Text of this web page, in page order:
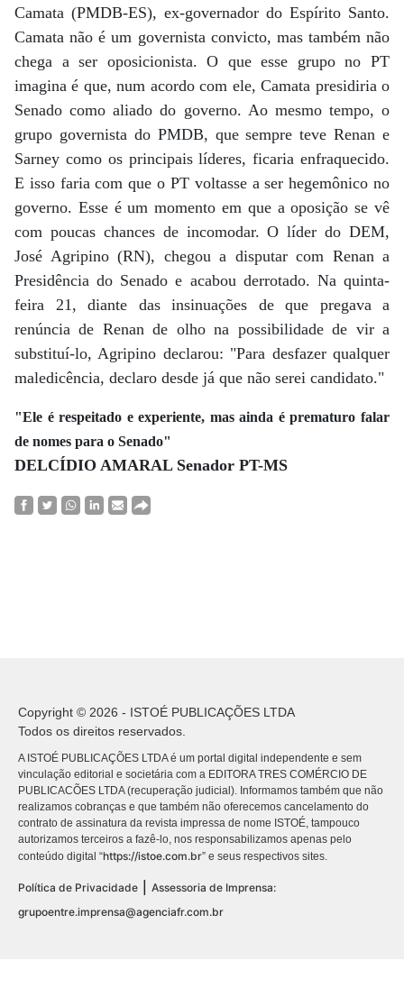
Camata (PMDB-ES), ex-governador do Espírito Santo.
Camata não é um governista convicto, mas também não
chega a ser oposicionista. O que esse grupo no PT
imagina é que, num acordo com ele, Camata presidiria o
Senado como aliado do governo. Ao mesmo tempo, o
grupo governista do PMDB, que sempre teve Renan e
Sarney como os principais líderes, ficaria enfraquecido.
E isso faria com que o PT voltasse a ser hegemônico no
governo. Esse é um momento em que a oposição se vê
com poucas chances de incomodar. O líder do DEM,
José Agripino (RN), chegou a disputar com Renan a
Presidência do Senado e acabou derrotado. Na quinta-
feira 21, diante das insinuações de que pregava a
renúncia de Renan de olho na possibilidade de vir a
substituí-lo, Agripino declarou: "Para desfazer qualquer
maledicência, declaro desde já que não serei candidato."
"Ele é respeitado e experiente, mas ainda é prematuro falar
de nomes para o Senado"
DELCÍDIO AMARAL Senador PT-MS
Copyright © 2026 - ISTOÉ PUBLICAÇÕES LTDA
Todos os direitos reservados.
A ISTOÉ PUBLICAÇÕES LTDA é um portal digital independente e sem
vinculação editorial e societária com a EDITORA TRES COMÉRCIO DE
PUBLICACÕES LTDA (recuperação judicial). Informamos também que não
realizamos cobranças e que também não oferecemos cancelamento do
contrato de assinatura da revista impressa de nome ISTOÉ, tampouco
autorizamos terceiros a fazê-lo, nos responsabilizamos apenas pelo
conteúdo digital “https://istoe.com.br” e seus respectivos sites.
Política de Privacidade
Assessoria de Imprensa:
grupoentre.imprensa@agenciafr.com.br